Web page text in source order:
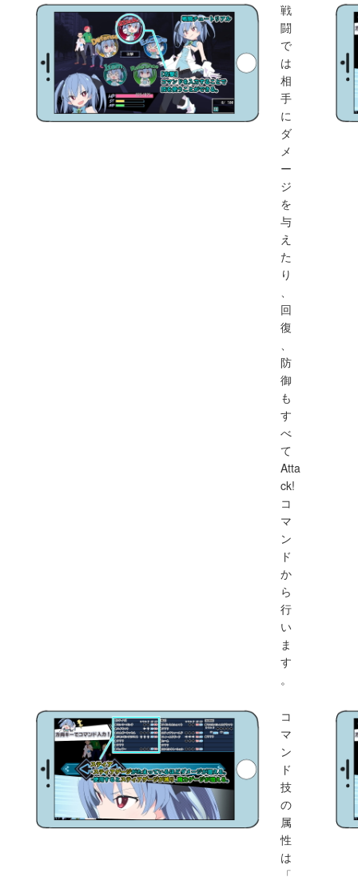
戦
闘
で
は
相
手
に
ダ
メ
ー
ジ
を
与
え
た
り
回
復
防
御
も
す
べ
て
Atta
ck!
コ
マ
ン
ド
か
ら
行
い
ま
す
。
コ
マ
ン
ド
技
の
属
性
は
「